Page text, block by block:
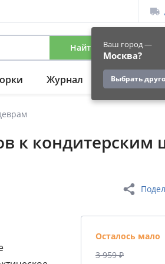
Ваш город —
Москва?
Выбрать
Найти Вход
Журнал Подарки
к кондитерским
Осталось мало
3 959 ₽